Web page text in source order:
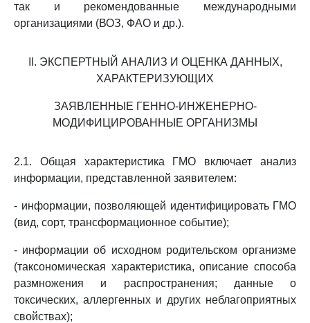
так и рекомендованные международными
организациями (ВОЗ, ФАО и др.).
II. ЭКСПЕРТНЫЙ АНАЛИЗ И ОЦЕНКА ДАННЫХ,
ХАРАКТЕРИЗУЮЩИХ
ЗАЯВЛЕННЫЕ ГЕННО-ИНЖЕНЕРНО-
МОДИФИЦИРОВАННЫЕ ОРГАНИЗМЫ
2.1. Общая характеристика ГМО включает анализ
информации, представленной заявителем:
- информации, позволяющей идентифицировать ГМО
(вид, сорт, трансформационное событие);
- информации об исходном родительском организме
(таксономическая характеристика, описание способа
размножения и распространения; данные о
токсических, аллергенных и других неблагоприятных
свойствах);